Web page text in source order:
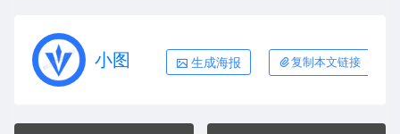
小图 生成海报 复制本文链接